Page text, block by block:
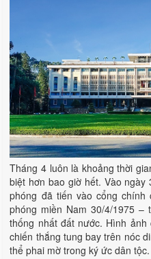
Tháng 4 luôn là khoảng thời
biệt hơn bao giờ hết. Vào
phóng đã tiến vào cổng
phóng miền Nam 30/4/1975 –
thống nhất đất nước. Hình
chiến thắng tung bay trên nóc
thể phai mờ trong ký ức dân tộc.